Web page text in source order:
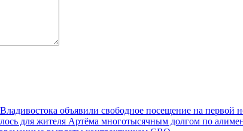
объявили свободное посещение на первой
для жителя Артёма многотысячным долгом по